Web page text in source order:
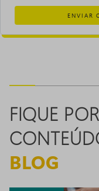
ENVIAR
FIQUE
BLOG